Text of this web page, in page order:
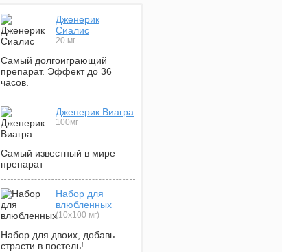
Дженерик
Сиалис
20 мг
Самый долгоиграющий
препарат. Эффект до 36
часов.
Дженерик Виагра
100мг
Самый известный в мире
препарат
Набор для
влюбленных
(10х100 мг)
Набор для двоих, добавь
страсти в постель!